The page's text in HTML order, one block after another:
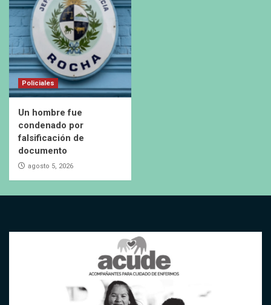
Policiales
Un hombre fue
condenado por
falsificación de
documento
agosto 5, 2026